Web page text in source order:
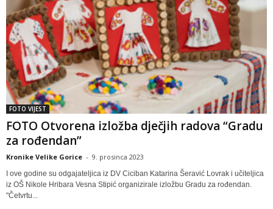
FOTO VIJEST
FOTO Otvorena izložba dječjih radova “Gradu
za rođendan”
Kronike Velike Gorice - 9. prosinca 2023
I ove godine su odgajateljica iz DV Ciciban Katarina Šeravić Lovrak i učiteljica
iz OŠ Nikole Hribara Vesna Stipić organizirale izložbu Gradu za rođendan.
"Četvrtu...